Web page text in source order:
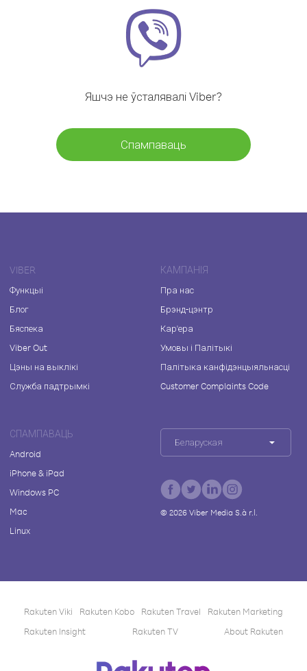
Яшчэ не ўсталявалі Viber?
Спампаваць
VIBER
Функцыі
Блог
Бяспека
Viber Out
Цэны на выклікі
Служба падтрымкі
КАМПАНІЯ
Пра нас
Брэнд-цэнтр
Кар'ера
Умовы і Палітыкі
Палітыка канфідэнцыяльнасці
Customer Complaints Code
СПАМПАВАЦЬ
Android
iPhone & iPad
Windows PC
Mac
Linux
Беларуская
© 2026Viber Media S.à r.l.
Rakuten Viki Rakuten Kobo Rakuten Travel
Rakuten Marketing
Rakuten Insight
Rakuten TV About Rakuten